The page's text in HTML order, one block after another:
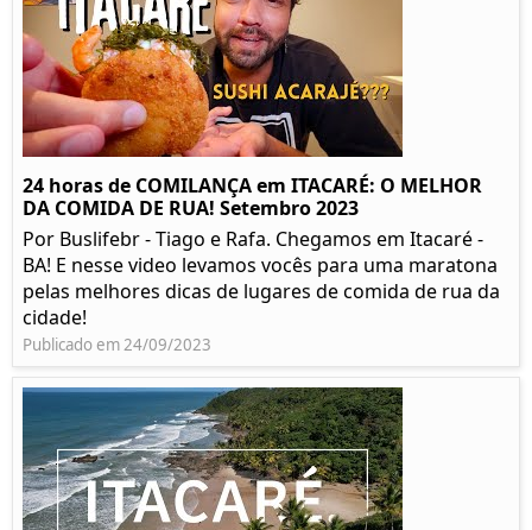
24 horas de COMILANÇA em ITACARÉ: O MELHOR
DA COMIDA DE RUA! Setembro 2023
Por Buslifebr - Tiago e Rafa. Chegamos em Itacaré -
BA! E nesse video levamos vocês para uma maratona
pelas melhores dicas de lugares de comida de rua da
cidade!
Publicado em 24/09/2023